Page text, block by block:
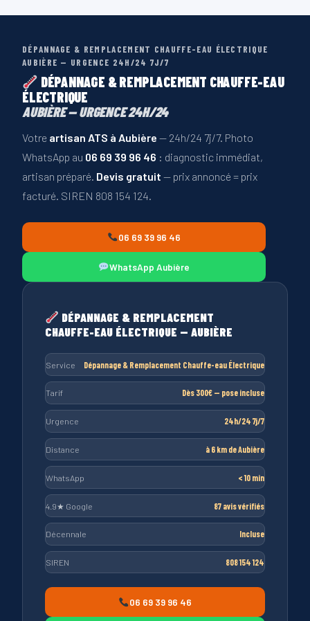
DÉPANNAGE & REMPLACEMENT CHAUFFE-EAU ÉLECTRIQUE
AUBIÈRE — URGENCE 24H/24 7J/7
DÉPANNAGE & REMPLACEMENT CHAUFFE-EAU
ÉLECTRIQUE
AUBIÈRE — URGENCE 24H/24
Votre artisan ATS à Aubière — 24h/24 7j/7. Photo
WhatsApp au 06 69 39 96 46 : diagnostic immédiat,
artisan préparé. Devis gratuit — prix annoncé = prix
facturé. SIREN 808 154 124.
06 69 39 96 46
WhatsApp Aubière
DÉPANNAGE & REMPLACEMENT
CHAUFFE-EAU ÉLECTRIQUE — AUBIÈRE
Service Dépannage & Remplacement Chauffe-eau Électrique
Tarif Dès 300€ — pose incluse
Urgence 24h/24 7j/7
Distance à 6 km de Aubière
WhatsApp < 10 min
4.9★ Google 87 avis vérifiés
Décennale Incluse
SIREN 808 154 124
06 69 39 96 46